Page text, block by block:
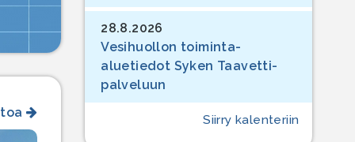
28.8.2026
Vesihuollon toiminta-
aluetiedot Syken Taavetti-
palveluun
Siirry kalenteriin